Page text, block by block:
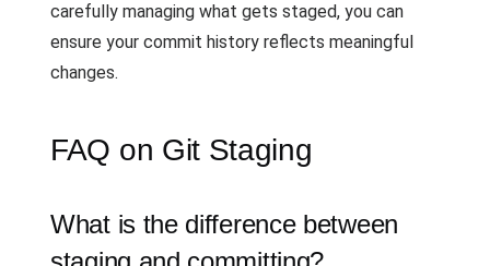
carefully managing what gets staged, you can
ensure your commit history reflects meaningful
changes.
FAQ on Git Staging
What is the difference between